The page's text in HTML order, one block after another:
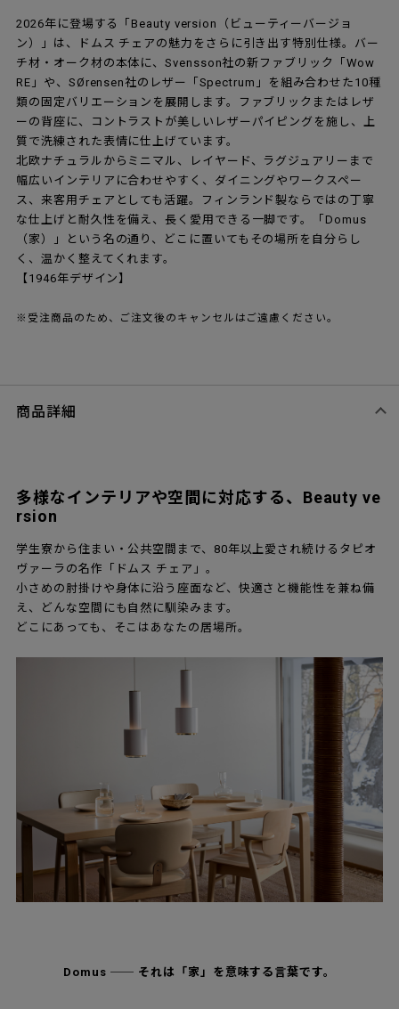
2026年に登場する「Beauty version（ビューティーバージョ
ン）」は、ドムス チェアの魅力をさらに引き出す特別仕様。バー
チ材・オーク材の本体に、Svensson社の新ファブリック「Wow
RE」や、SØrensen社のレザー「Spectrum」を組み合わせた10種
類の固定バリエーションを展開します。ファブリックまたはレザ
ーの背座に、コントラストが美しいレザーパイピングを施し、上
質で洗練された表情に仕上げています。
北欧ナチュラルからミニマル、レイヤード、ラグジュアリーまで
幅広いインテリアに合わせやすく、ダイニングやワークスペー
ス、来客用チェアとしても活躍。フィンランド製ならではの丁寧
な仕上げと耐久性を備え、長く愛用できる一脚です。「Domus
（家）」という名の通り、どこに置いてもその場所を自分らし
く、温かく整えてくれます。
【1946年デザイン】
※受注商品のため、ご注文後のキャンセルはご遠慮ください。
商品詳細
多様なインテリアや空間に対応する、Beauty ve
rsion
学生寮から住まい・公共空間まで、80年以上愛され続けるタピオ
ヴァーラの名作「ドムス チェア」。
小さめの肘掛けや身体に沿う座面など、快適さと機能性を兼ね備
え、どんな空間にも自然に馴染みます。
どこにあっても、そこはあなたの居場所。
Domus ── それは「家」を意味する言葉です。